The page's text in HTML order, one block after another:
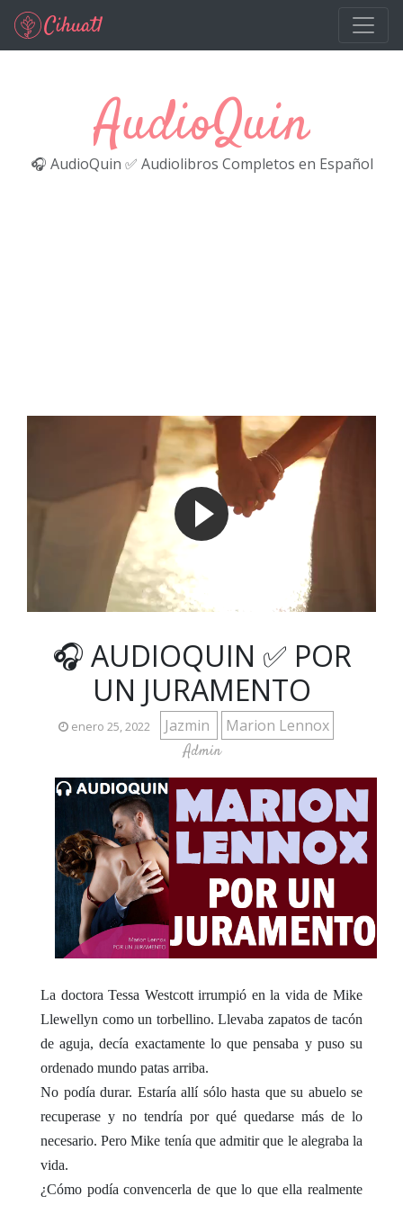
Ir al contenido principal
AudioQuin
🎧 AudioQuin ✅ Audiolibros Completos en Español
🎧 AUDIOQUIN ✅ POR
UN JURAMENTO
enero 25, 2022 Jazmin Marion Lennox
Admin
La doctora Tessa Westcott irrumpió en la vida de Mike
Llewellyn como un torbellino. Llevaba zapatos de tacón
de aguja, decía exactamente lo que pensaba y puso su
ordenado mundo patas arriba.
No podía durar. Estaría allí sólo hasta que su abuelo se
recuperase y no tendría por qué quedarse más de lo
necesario. Pero Mike tenía que admitir que le alegraba la
vida.
¿Cómo podía convencerla de que lo que ella realmente